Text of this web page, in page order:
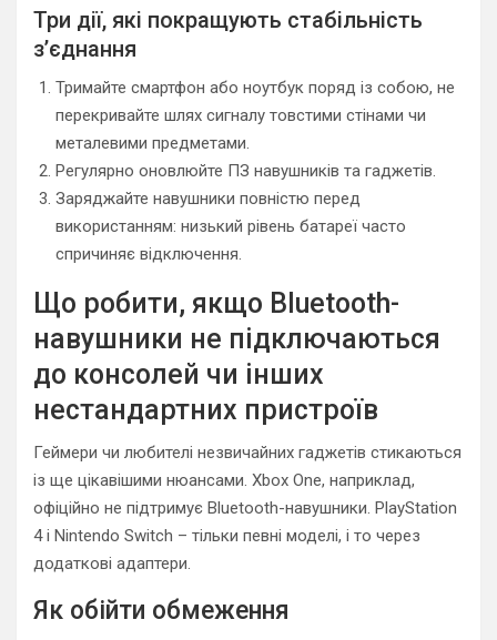
Три дії, які покращують стабільність
з’єднання
Тримайте смартфон або ноутбук поряд із собою, не
перекривайте шлях сигналу товстими стінами чи
металевими предметами.
Регулярно оновлюйте ПЗ навушників та гаджетів.
Заряджайте навушники повністю перед
використанням: низький рівень батареї часто
спричиняє відключення.
Що робити, якщо Bluetooth-
навушники не підключаються
до консолей чи інших
нестандартних пристроїв
Геймери чи любителі незвичайних гаджетів стикаються
із ще цікавішими нюансами. Xbox One, наприклад,
офіційно не підтримує Bluetooth-навушники. PlayStation
4 і Nintendo Switch – тільки певні моделі, і то через
додаткові адаптери.
Як обійти обмеження